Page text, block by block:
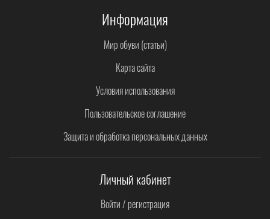
Информация
Мир обуви (статьи)
Карта сайта
Условия использования
Пользовательское соглашение
Защита и обработка персональных данных
Личный кабинет
Войти / регистрация